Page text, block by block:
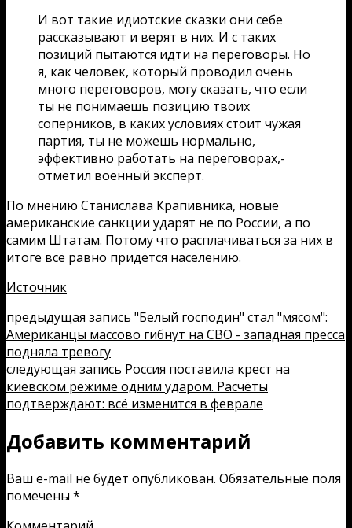
И вот такие идиотские сказки они себе
рассказывают и верят в них. И с таких
позиций пытаются идти на переговоры. Но
я, как человек, который проводил очень
много переговоров, могу сказать, что если
ты не понимаешь позицию твоих
соперников, в каких условиях стоит чужая
партия, ты не можешь нормально,
эффективно работать на переговорах,-
отметил военный эксперт.
По мнению Станислава Крапивника, новые
американские санкции ударят не по России, а по
самим Штатам. Потому что расплачиваться за них в
итоге всё равно придётся населению.
Источник
предыдущая запись "Белый господин" стал "мясом":
Американцы массово гибнут на СВО - западная пресса
подняла тревогу
следующая запись Россия поставила крест на
киевском режиме одним ударом. Расчёты
подтверждают: всё изменится в феврале
Добавить комментарий
Ваш e-mail не будет опубликован. Обязательные поля
помечены *